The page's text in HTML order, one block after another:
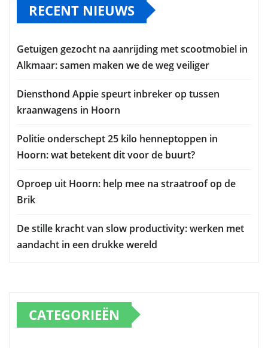
RECENT NIEUWS
Getuigen gezocht na aanrijding met scootmobiel in
Alkmaar: samen maken we de weg veiliger
Diensthond Appie speurt inbreker op tussen
kraanwagens in Hoorn
Politie onderschept 25 kilo henneptoppen in
Hoorn: wat betekent dit voor de buurt?
Oproep uit Hoorn: help mee na straatroof op de
Brik
De stille kracht van slow productivity: werken met
aandacht in een drukke wereld
CATEGORIEËN